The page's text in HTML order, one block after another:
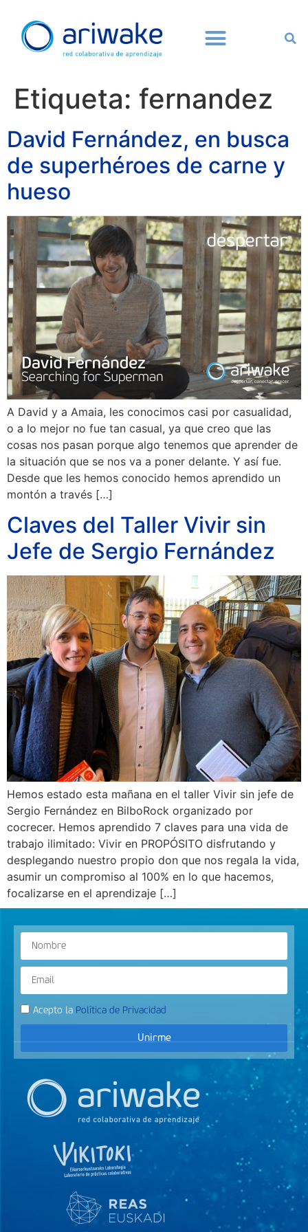
Etiqueta: fernandez
David Fernández, en busca
de superhéroes de carne y
hueso
A David y a Amaia, les conocimos casi por casualidad,
o a lo mejor no fue tan casual, ya que creo que las
cosas nos pasan porque algo tenemos que aprender de
la situación que se nos va a poner delante. Y así fue.
Desde que les hemos conocido hemos aprendido un
montón a través […]
Claves del Taller Vivir sin
Jefe de Sergio Fernández
Hemos estado esta mañana en el taller Vivir sin jefe de
Sergio Fernández en BilboRock organizado por
cocrecer. Hemos aprendido 7 claves para una vida de
trabajo ilimitado: Vivir en PROPÓSITO disfrutando y
desplegando nuestro propio don que nos regala la vida,
asumir un compromiso al 100% en lo que hacemos,
focalizarse en el aprendizaje […]
Acepto la Política de Privacidad
Unirme